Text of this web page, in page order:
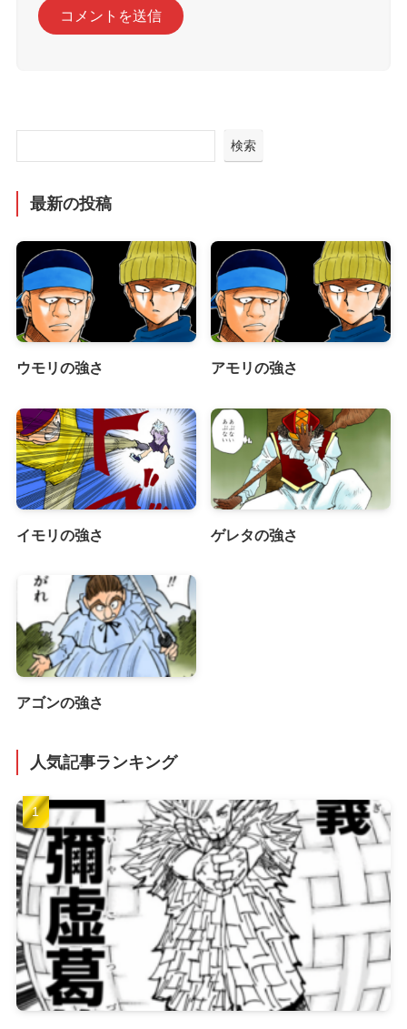
検索
最新の投稿
ウモリの強さ アモリの強さ
イモリの強さ ゲレタの強さ
アゴンの強さ
人気記事ランキング